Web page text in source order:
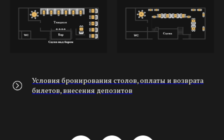
Условия бронирования столов, оплаты и возврата
билетов, внесения депозитов